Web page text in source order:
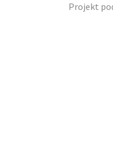
Projekt